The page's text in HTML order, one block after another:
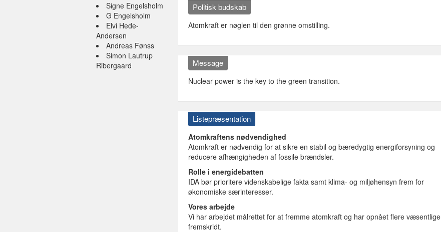
Signe Engelsholm
G Engelsholm
Elvi Hede-
Andersen
Andreas Fønss
Simon Lautrup
Ribergaard
Politisk budskab
Atomkraft er nøglen til den grønne omstilling.
Message
Nuclear power is the key to the green transition.
Listepræsentation
Atomkraftens nødvendighed
Atomkraft er nødvendig for at sikre en stabil og bæredygtig energiforsyning og
reducere afhængigheden af fossile brændsler.
Rolle i energidebatten
IDA bør prioritere videnskabelige fakta samt klima- og miljøhensyn frem for
økonomiske særinteresser.
Vores arbejde
Vi har arbejdet målrettet for at fremme atomkraft og har opnået flere væsentlige
fremskridt.